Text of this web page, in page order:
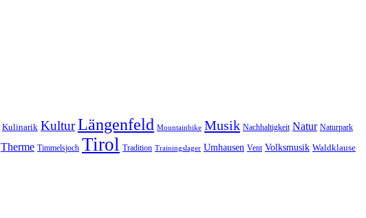
Kulinarik KulturLängenfeld Mountainbike Musik Nachhaltigkeit Natur Naturpark
Therme Timmelsjoch Tirol Tradition Trainingslager Umhausen Vent Volksmusik Waldklause